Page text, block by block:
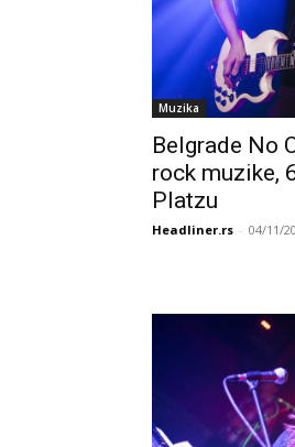
Muzika
Belgrade No
rock muzike,
Platzu
Headliner.rs - 04/11/